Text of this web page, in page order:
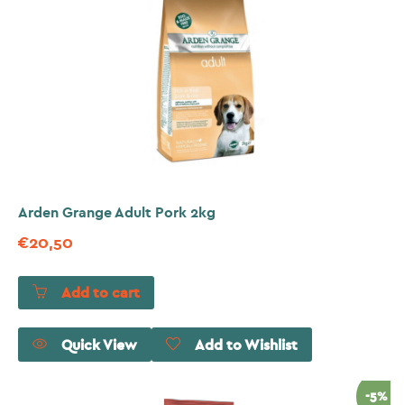
Arden Grange Adult Pork 2kg
€20,50
Add to cart
Quick View Add to Wishlist
-5%